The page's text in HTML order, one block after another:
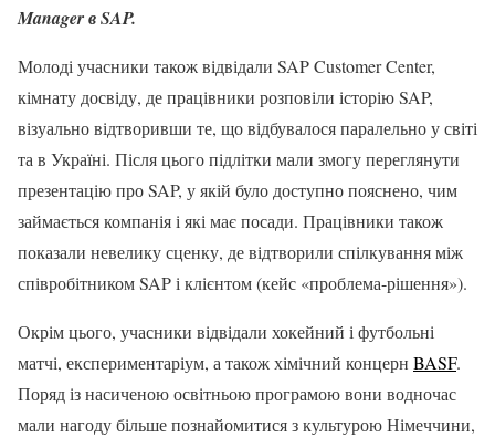
Manager в SAP.
Молоді учасники також відвідали SAP Customer Center,
кімнату досвіду, де працівники розповіли історію SAP,
візуально відтворивши те, що відбувалося паралельно у світі
та в Україні. Після цього підлітки мали змогу переглянути
презентацію про SAP, у якій було доступно пояснено, чим
займається компанія і які має посади. Працівники також
показали невелику сценку, де відтворили спілкування між
співробітником SAP і клієнтом (кейс «проблема-рішення»).
Окрім цього, учасники відвідали хокейний і футбольні
матчі, експериментаріум, а також хімічний концерн BASF.
Поряд із насиченою освітньою програмою вони водночас
мали нагоду більше познайомитися з культурою Німеччини,